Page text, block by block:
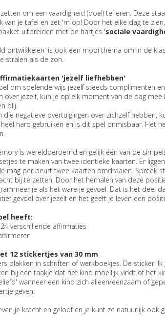
om een vaardigheid (doel) te leren. Deze
van je tafel en zet 'm op! Door het elke dag te
uitbreiden met de hartjes 'sociale
ontwikkelen' is ook een mooi thema om in de
stralen als de zon.
'jezelf liefhebben'
om spelenderwijs jezelf steeds complimenten
over jezelf, kun je op elk moment van de dag
blij.
negatieve overtuigingen over zichzelf hebben,
hard gebruiken en is dit spel onmisbaar. Het
is wereldberoemd en gelijk één van de
te maken van twee identieke kaarten. Er
mag per beurt twee kaarten omdraaien.
bij te zetten. Door het herhalen van deze
je als het ware je gevoel. Dat is het deel
gevoel over jezelf en het geeft je leven een
heeft:
verschillende affirmaties
12 stickertjes van 30 mm
plakken in schriften of werkboekjes. De sticker
bij een taakje dat het kind moeilijk vindt of het
wanneer een kind zich alleen/eenzaam of
geven.
je kracht en geloof en je kunt ze natuurlijk ook